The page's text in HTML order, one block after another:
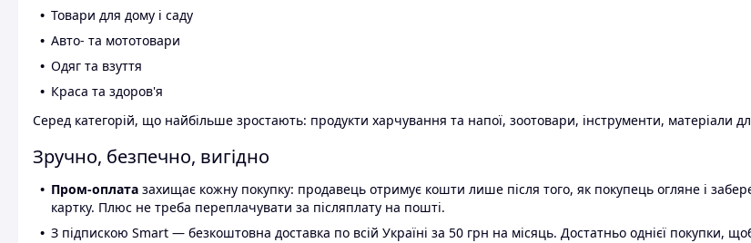
Товари для дому і саду
Авто- та мототовари
Одяг та взуття
Краса та здоров'я
Серед категорій, що найбільше зростають: продукти харчування та напої, зоотовари, інструменти, матеріали
Зручно, безпечно, вигідно
Пром-оплата захищає кожну покупку: продавець отримує кошти лише після того, як покупець огляне і
картку. Плюс не треба переплачувати за післяплату на пошті.
З підпискою Smart — безкоштовна доставка по всій Україні за 50 грн на місяць. Достатньо однієї покупки,